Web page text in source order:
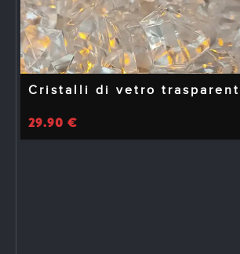
Cristalli di vetro
29.90 €